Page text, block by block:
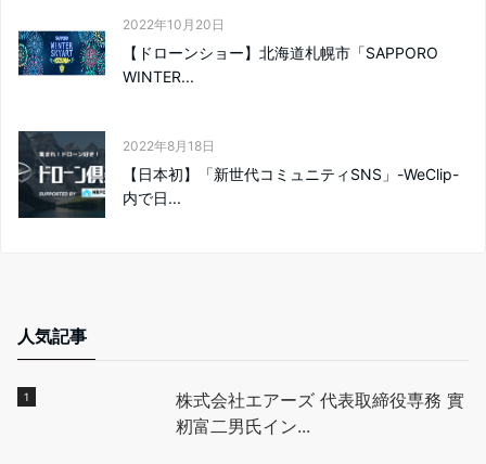
2022年10月20日
【ドローンショー】北海道札幌市「SAPPORO
WINTER...
2022年8月18日
【日本初】「新世代コミュニティSNS」-WeClip-
内で日...
人気記事
株式会社エアーズ 代表取締役専務 實
籾富二男氏イン...